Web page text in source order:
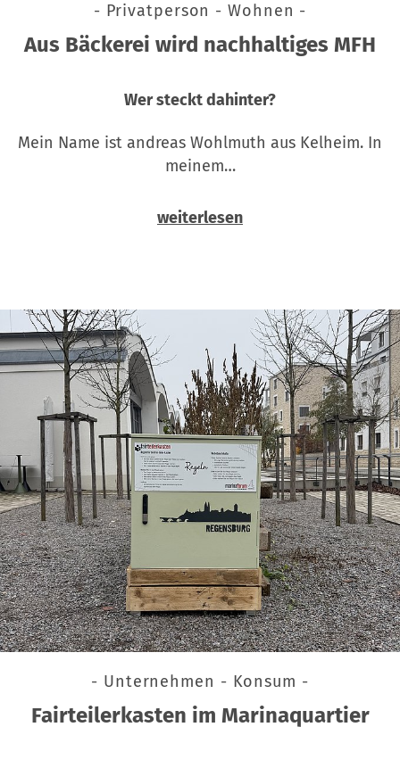
- Privatperson - Wohnen -
Aus Bäckerei wird nachhaltiges MFH
Wer steckt dahinter?
Mein Name ist andreas Wohlmuth aus Kelheim. In
meinem…
weiterlesen
- Unternehmen - Konsum -
Fairteilerkasten im Marinaquartier